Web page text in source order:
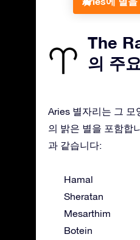
The
의 주
Aries 별자리는 그 모
의 밝은 별을 포함합
과 같습니다:
Hamal
Sheratan
Mesarthim
Botein